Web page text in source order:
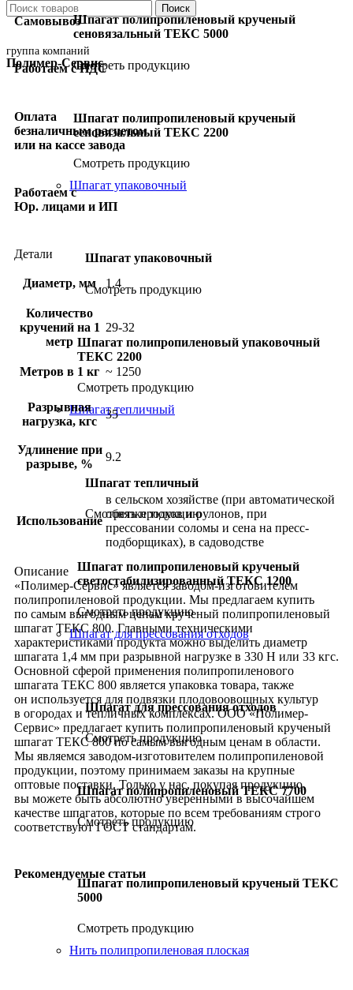
Поиск
группа компаний
Полимер-Сервис
Шпагат полипропиленовый крученый
сеновязальный ТЕКС 5000
Смотреть продукцию
Шпагат полипропиленовый крученый
сеновязальный ТЕКС 2200
Смотреть продукцию
Шпагат упаковочный
Шпагат упаковочный
Смотреть продукцию
Шпагат полипропиленовый упаковочный
ТЕКС 2200
Смотреть продукцию
Шпагат тепличный
Шпагат тепличный
Смотреть продукцию
Шпагат полипропиленовый крученый
светостабилизированный ТЕКС 1200
Смотреть продукцию
Шпагат для прессования отходов
Шпагат для прессования отходов
Смотреть продукцию
Шпагат полипропиленовый ТЕКС 7700
Смотреть продукцию
Шпагат полипропиленовый крученый ТЕКС
5000
Смотреть продукцию
Нить полипропиленовая плоская
Самовывоз
Работаем с НДС
Оплата
безналичным расчетом
или на кассе завода
Работаем с
Юр. лицами и ИП
Детали
Диаметр, мм 1.4
Количество
кручений на 1
метр
29-32
Метров в 1 кг ~ 1250
Разрывная
нагрузка, кгс
35
Удлинение при
разрыве, %
9.2
Использование
в сельском хозяйстве (при автоматической
обвязке тюков и рулонов, при
прессовании соломы и сена на пресс-
подборщиках), в садоводстве
Описание
«Полимер-Сервис» является заводом-изготовителем
полипропиленовой продукции. Мы предлагаем купить
по самым выгодным ценам крученый полипропиленовый
шпагат ТЕКС 800. Главными техническими
характеристиками продукта можно выделить диаметр
шпагата 1,4 мм при разрывной нагрузке в 330 Н или 33 кгс.
Основной сферой применения полипропиленового
шпагата ТЕКС 800 является упаковка товара, также
он используется для подвязки плодовоовощных культур
в огородах и тепличных комплексах. ООО «Полимер-
Сервис» предлагает купить полипропиленовый крученый
шпагат ТЕКС 800 по самым выгодным ценам в области.
Мы являемся заводом-изготовителем полипропиленовой
продукции, поэтому принимаем заказы на крупные
оптовые поставки. Только у нас, покупая продукцию,
вы можете быть абсолютно уверенными в высочайшем
качестве шпагатов, которые по всем требованиям строго
соответствуют ГОСТ стандартам.
Рекомендуемые статьи